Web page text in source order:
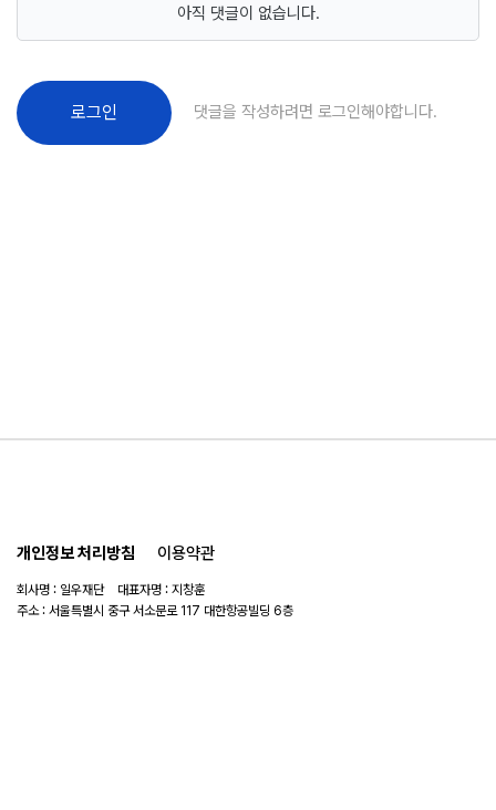
아직 댓글이 없습니다.
로그인 댓글을 작성하려면 로그인해야합니다.
개인정보 처리방침 이용약관
회사명 : 일우재단 대표자명 : 지창훈
주소 : 서울특별시 중구 서소문로 117 대한항공빌딩 6층